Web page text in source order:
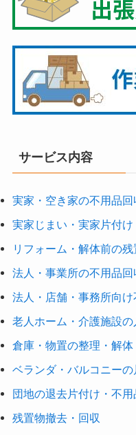
サービス内容
実家・空き家の不用品回
実家じまい・実家片付け
リフォーム・解体前の
法人・事業所の不用品回
法人・店舗・事務所向け
老人ホーム・介護施設
倉庫・物置の整理・解体
ベランダ・バルコニーの
団地の退去片付け・不用
残置物撤去・回収